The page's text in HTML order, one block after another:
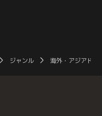
ジャンル 海外・アジアドラ